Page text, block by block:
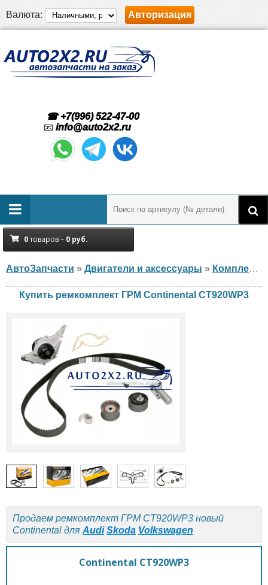
Валюта: Авторизация
☎ +7(996) 522-47-00
📧 info@auto2x2.ru
0товаров – 0 руб.
АвтоЗапчасти » Двигатели и аксессуары » Комплект ГРМ
Купить ремкомплект ГРМ Continental CT920WP3
Продаем ремкомплект ГРМ CT920WP3 новый
Continental для Audi Skoda Volkswagen
Continental CT920WP3